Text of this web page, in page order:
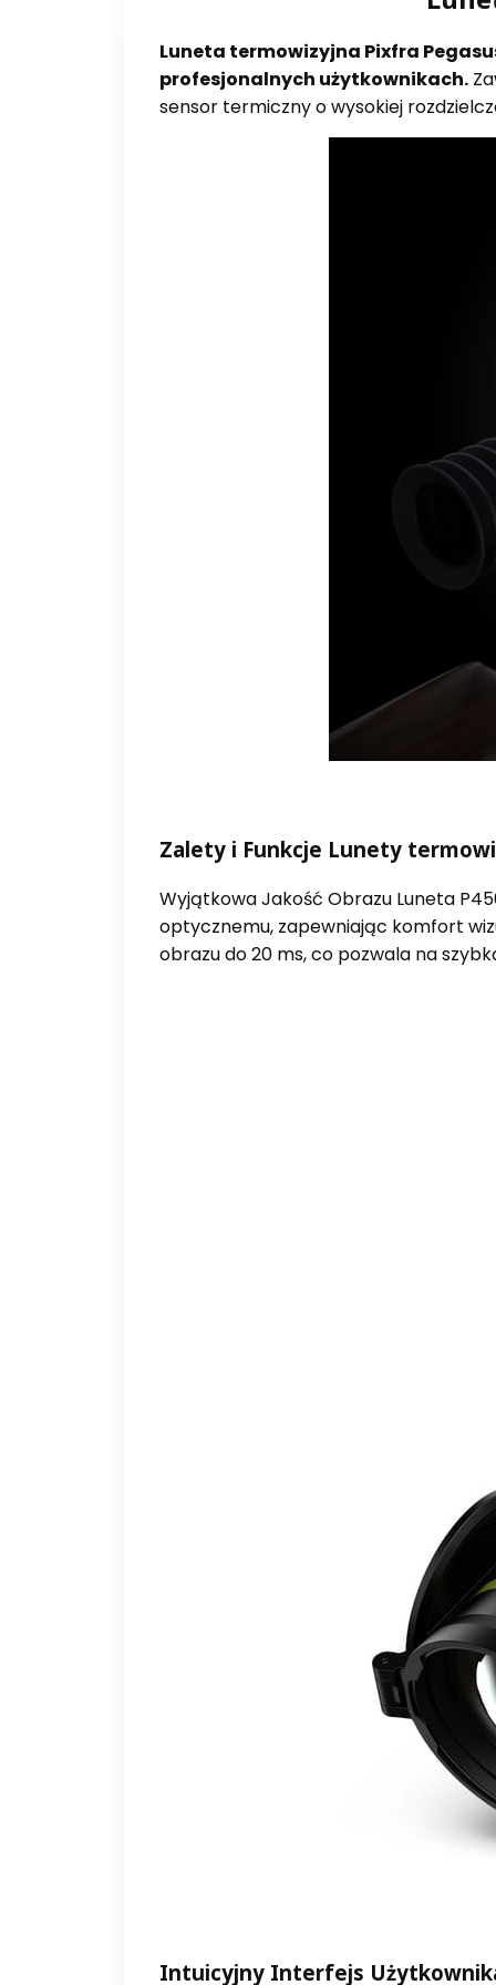
Luneta termowizyjna Pixfra
profesjonalnych użytkownikach.
sensor termiczny o wysokiej
Zalety i Funkcje Lunety
Wyjątkowa Jakość Obrazu Luneta
optycznemu, zapewniając komfort
obrazu do 20 ms, co pozwala na
Intuicyjny Interfejs